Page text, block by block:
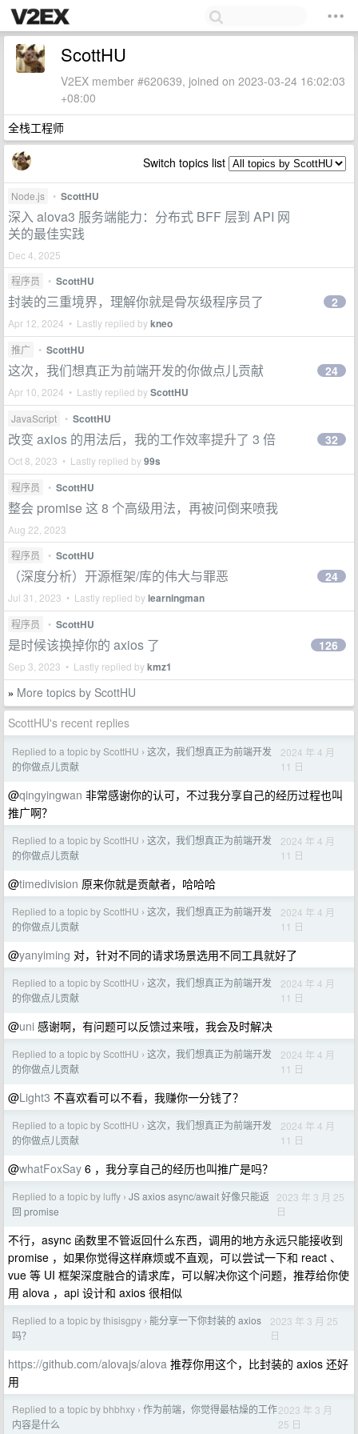
ScottHU
V2EX member #620639, joined on 2023-03-24 16:02:03
+08:00
全栈工程师
Switch topics list
Node.js • ScottHU
深入 alova3 服务端能力：分布式 BFF 层到 API 网
关的最佳实践
Dec 4, 2025
程序员
• ScottHU
封装的三重境界，理解你就是骨灰级程序员了
Apr 12, 2024 • Lastly replied bykneo
2
推广 • ScottHU
这次，我们想真正为前端开发的你做点儿贡献
Apr 10, 2024 • Lastly replied byScottHU
24
JavaScript • ScottHU
改变 axios 的用法后，我的工作效率提升了 3 倍
Oct 8, 2023 • Lastly replied by99s
32
程序员 • ScottHU
整会 promise 这 8 个高级用法，再被问倒来喷我
Aug 22, 2023
程序员
• ScottHU
（深度分析）开源框架/库的伟大与罪恶
Jul 31, 2023 • Lastly replied bylearningman
24
程序员 • ScottHU
是时候该换掉你的 axios 了
Sep 3, 2023 • Lastly replied bykmz1
126
» More topics by ScottHU
ScottHU's recent replies
Replied to a topic by ScottHU › 这次，我们想真正为前端开发
的你做点儿贡献
2024 年 4 月
11 日
@qingyingwan 非常感谢你的认可，不过我分享自己的经历过程也叫
推广啊？
Replied to a topic by ScottHU › 这次，我们想真正为前端开发
的你做点儿贡献
2024 年 4 月
11 日
@timedivision 原来你就是贡献者，哈哈哈
Replied to a topic by ScottHU › 这次，我们想真正为前端开发
的你做点儿贡献
2024 年 4 月
11 日
@yanyiming 对，针对不同的请求场景选用不同工具就好了
Replied to a topic by ScottHU › 这次，我们想真正为前端开发
的你做点儿贡献
2024 年 4 月
11 日
@uni 感谢啊，有问题可以反馈过来哦，我会及时解决
Replied to a topic by ScottHU › 这次，我们想真正为前端开发
的你做点儿贡献
2024 年 4 月
11 日
@Light3 不喜欢看可以不看，我赚你一分钱了？
Replied to a topic by ScottHU › 这次，我们想真正为前端开发
的你做点儿贡献
2024 年 4 月
11 日
@whatFoxSay 6 ，我分享自己的经历也叫推广是吗？
Replied to a topic by luffy › JS axios async/await 好像只能返
回 promise
2023 年 3 月 25
日
不行，async 函数里不管返回什么东西，调用的地方永远只能接收到
promise ，如果你觉得这样麻烦或不直观，可以尝试一下和 react 、
vue 等 UI 框架深度融合的请求库，可以解决你这个问题，推荐给你使
用 alova ，api 设计和 axios 很相似
Replied to a topic by thisisgpy › 能分享一下你封装的 axios
吗？
2023 年 3 月 25
日
https://github.com/alovajs/alova 推荐你用这个，比封装的 axios 还好
用
Replied to a topic by bhbhxy › 作为前端，你觉得最枯燥的工作
内容是什么
2023 年 3 月
25 日